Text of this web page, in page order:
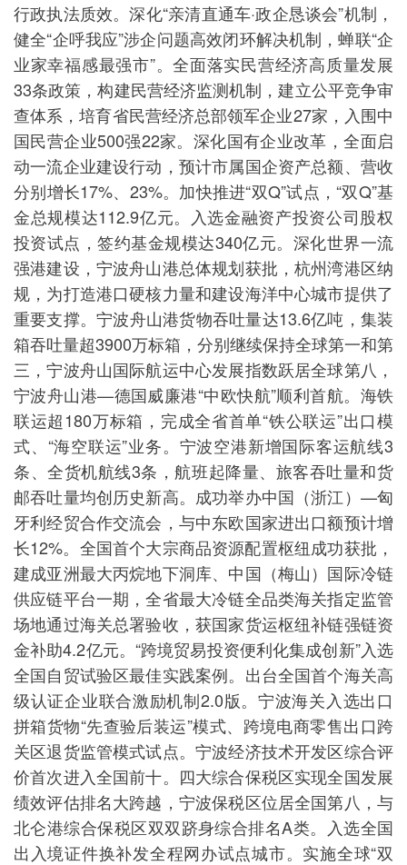
行政执法质效。深化“亲清直通车·政企恳谈会”机制，
健全“企呼我应”涉企问题高效闭环解决机制，蝉联“企
业家幸福感最强市”。全面落实民营经济高质量发展
33条政策，构建民营经济监测机制，建立公平竞争审
查体系，培育省民营经济总部领军企业27家，入围中
国民营企业500强22家。深化国有企业改革，全面启
动一流企业建设行动，预计市属国企资产总额、营收
分别增长17%、23%。加快推进“双Q”试点，“双Q”基
金总规模达112.9亿元。入选金融资产投资公司股权
投资试点，签约基金规模达340亿元。深化世界一流
强港建设，宁波舟山港总体规划获批，杭州湾港区纳
规，为打造港口硬核力量和建设海洋中心城市提供了
重要支撑。宁波舟山港货物吞吐量达13.6亿吨，集装
箱吞吐量超3900万标箱，分别继续保持全球第一和第
三，宁波舟山国际航运中心发展指数跃居全球第八，
宁波舟山港—德国威廉港“中欧快航”顺利首航。海铁
联运超180万标箱，完成全省首单“铁公联运”出口模
式、“海空联运”业务。宁波空港新增国际客运航线3
条、全货机航线3条，航班起降量、旅客吞吐量和货
邮吞吐量均创历史新高。成功举办中国（浙江）—匈
牙利经贸合作交流会，与中东欧国家进出口额预计增
长12%。全国首个大宗商品资源配置枢纽成功获批，
建成亚洲最大丙烷地下洞库、中国（梅山）国际冷链
供应链平台一期，全省最大冷链全品类海关指定监管
场地通过海关总署验收，获国家货运枢纽补链强链资
金补助4.2亿元。“跨境贸易投资便利化集成创新”入选
全国自贸试验区最佳实践案例。出台全国首个海关高
级认证企业联合激励机制2.0版。宁波海关入选出口
拼箱货物“先查验后装运”模式、跨境电商零售出口跨
关区退货监管模式试点。宁波经济技术开发区综合评
价首次进入全国前十。四大综合保税区实现全国发展
绩效评估排名大跨越，宁波保税区位居全国第八，与
北仑港综合保税区双双跻身综合排名A类。入选全国
出入境证件换补发全程网办试点城市。实施全球“双